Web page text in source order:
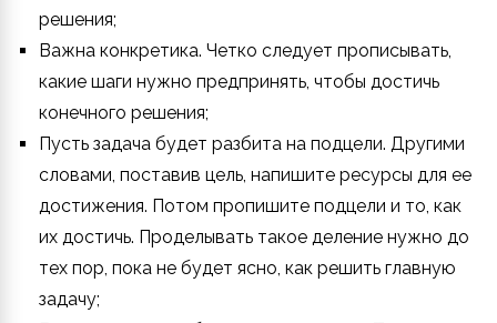
решения;
Важна конкретика. Четко следует прописывать,
какие шаги нужно предпринять, чтобы достичь
конечного решения;
Пусть задача будет разбита на подцели. Другими
словами, поставив цель, напишите ресурсы для ее
достижения. Потом пропишите подцели и то, как
их достичь. Проделывать такое деление нужно до
тех пор, пока не будет ясно, как решить главную
задачу;